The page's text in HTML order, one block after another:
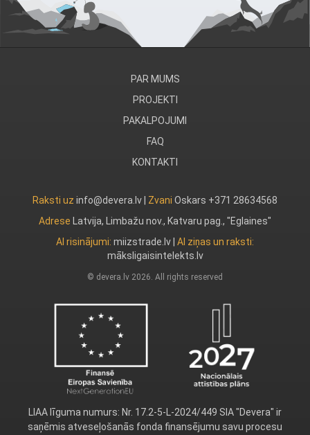
PAR MUMS
PROJEKTI
PAKALPOJUMI
FAQ
KONTAKTI
Raksti uz info@devera.lv | Zvani Oskars +371 28634568
Adrese
Latvija, Limbažu nov., Katvaru pag., "Eglaines"
AI risinājumi: miizstrade.lv AI ziņas un raksti:
māksligaisintelekts.lv
© devera.lv 2026. All rights reserved
LIAA līguma numurs: Nr. 17.2-5-L-2024/449 SIA "Devera" ir
saņēmis atveseļošanās fonda finansējumu savu procesu